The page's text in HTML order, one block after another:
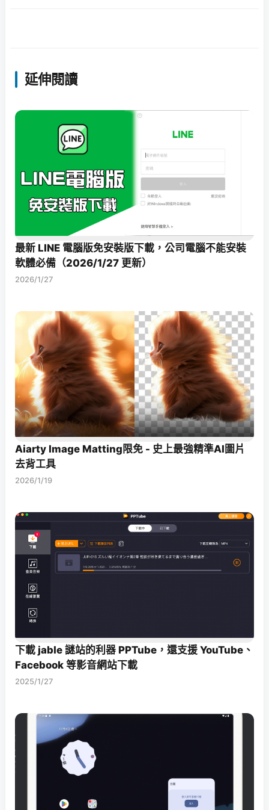
延伸閱讀
最新 LINE 電腦版免安裝版下載，公司電腦不能安裝
軟體必備（2026/1/27 更新）
2026/1/27
Aiarty Image Matting限免 - 史上最強精準AI圖片
去背工具
2026/1/19
下載 jable 謎站的利器 PPTube，還支援 YouTube、
Facebook 等影音網站下載
2025/1/27